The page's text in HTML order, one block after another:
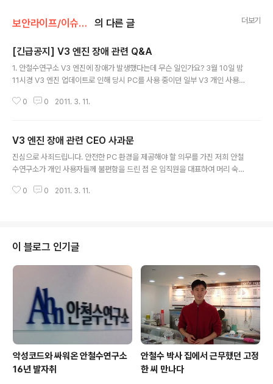
보안라이프/이슈&이슈 의 다른 글 더보기
[긴급공지] V3 엔진 장애 관련 Q&A
1. 안철수연구소 V3 엔진에 장애가 발생했다는데 무슨 일인가요? 3월 10일 밤
11시경 V3 엔진 업데이트로 인해 당시 PC를 사용 중이던 일부 V3 개인 사용자
다. *참조 [V3 엔진 장애, PC 오류 조치 방법 긴급 안내] 2. 이번 장애는 안철수
문제 없이 이용할 수 있습니다. 3. 안철수연구소의 개인용 V3를 사용하는 모든
사용자에게 발생하는 문제입니까? V3 Lite나 V3 365 클리닉, V3 MSS를 사
용하시는 고객님들 중 ‘Sm..
0 0 2011. 3. 11.
V3 엔진 장애 관련 CEO 사과문
진심으로 사죄드립니다. 안전한 PC 환경을 제공해야 할 의무를 가진 저희 안철
수연구소가 개인 사용자들께 불편함을 드린 점 온 임직원을 대표하여 머리 숙여
10일 밤 10시 50분경 배포된 엔진이 일부 정상 실행 파일을 악성코드(Trojan/
론, 전화, 문자메시지(SMS) 등 가능한 여러 방법을 통해 긴급 안내를 해드리는
한편, 실시간으로 사용자 긴급 조치 방안을 안내하는 등 피..
0 0 2011. 3. 11.
이 블로그 인기글
악성코드와 싸워온 안철수연구소
16년 발자취
안철수 박사 집에서 근무했던 고정
한 씨 만나다